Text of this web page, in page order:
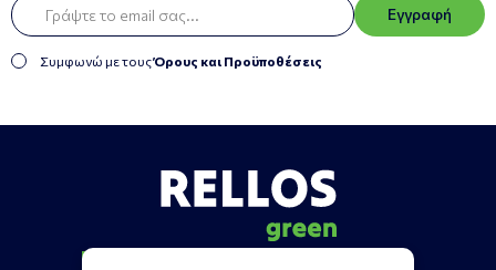
Εγγραφή
Συμφωνώ με τουςΌρους και Προϋποθέσεις
Πληροφορίες